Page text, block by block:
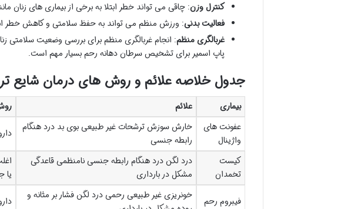
کنترل وزن: چاقی می تواند خطر ابتلا به برخی از بیماری های زنان
فعالیت بدنی: ورزش منظم می تواند به حفظ سلامتی و کاهش خطر
غربالگری منظم: انجام غربالگری منظم برای بررسی وضعیت سلامتی
پاپ اسمیر برای تشخیص سرطان دهانه رحم بسیار مهم است.
جدول خلاصه علائم و روش های درمان شایع
بیماری علائم
عفونت های
واژینال
خارش سوزش ترشحات غیر طبیعی بوی بد درد هنگام
رابطه جنسی
کیست
تخمدان
درد لگن درد هنگام رابطه جنسی نامنظمی قاعدگی
مشکل در بارداری
یا
فیبروم رحم
خونریزی غیر طبیعی رحمی درد لگن فشار بر مثانه و